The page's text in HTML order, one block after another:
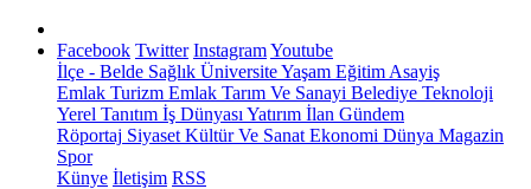
Facebook Twitter InstagramYoutube
İlçe - Belde Sağlık ÜniversiteYaşam Eğitim Asayiş
Emlak Turizm Emlak Tarım Ve Sanayi Belediye Teknoloji
Yerel Tanıtım İş Dünyası Yatırım İlan Gündem
Röportaj Siyaset Kültür Ve Sanat Ekonomi Dünya Magazin
Spor
Künye İletişim RSS